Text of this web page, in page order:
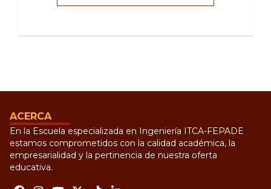
ACERCA
En la Escuela especializada en Ingeniería ITCA-FEPADE
estamos comprometidos con la calidad académica, la
empresarialidad y la pertinencia de nuestra oferta
educativa.